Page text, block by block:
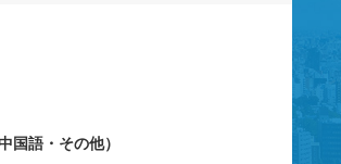
国語・その他）